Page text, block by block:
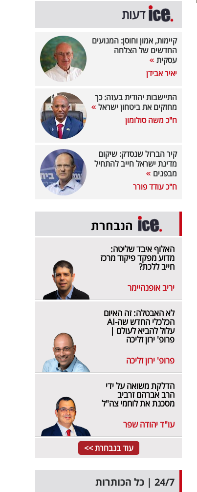
דעות
קיימות, אמון וחוסן: המנועים
החדשים של הצלחה
עסקית
יאיר אבידן
התיישבות יהודית בעזה: כך
מחזקים את ביטחון ישראל
ח"כ משה סולומון
קיר הברזל שנסדק: שיקום
מדינת ישראל חייב להתחיל
מבפנים
ח"כ עודד פורר
הנבחרת
האלוף איבד שליטה:
מדוע מפקד פיקוד מרכז
חייב ללכת?
יריב אופנהיימר
לא האבטלה: זה האיום
הכלכלי החדש שה-AI
עלול להביא לעולם |
פרופ' ירון זליכה
פרופ' ירון זליכה
הדלקת משואה על ידי
הרב אברהם זרביב
מסכנת את לוחמי צה"ל
עו"ד יהודה שפר
עוד בנבחרת >>
24/7 | כל הכותרות